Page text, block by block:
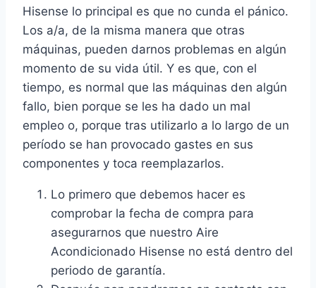
Hisense lo principal es que no cunda el pánico.
Los a/a, de la misma manera que otras
máquinas, pueden darnos problemas en algún
momento de su vida útil. Y es que, con el
tiempo, es normal que las máquinas den algún
fallo, bien porque se les ha dado un mal
empleo o, porque tras utilizarlo a lo largo de un
período se han provocado gastes en sus
componentes y toca reemplazarlos.
Lo primero que debemos hacer es
comprobar la fecha de compra para
asegurarnos que nuestro Aire
Acondicionado Hisense no está dentro del
periodo de garantía.